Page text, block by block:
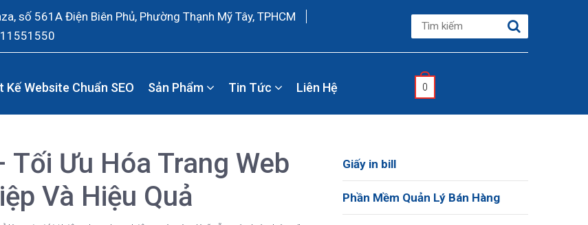
số 561A Điện Biên Phủ, Phường Thạnh Mỹ Tây, TPHCM
Kế Website Chuẩn SEO Sản Phẩm Tin Tức Liên Hệ 0
Tối Ưu Hóa Trang Web
Và Hiệu Quả
Giấy in bill
Phần Mềm Quản Lý Bán Hàng